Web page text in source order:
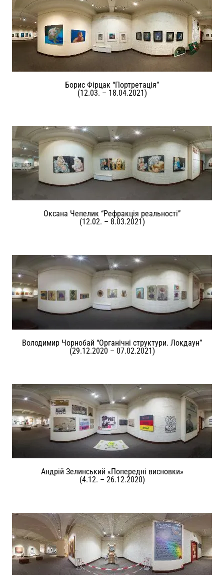
Борис Фірцак “Портретація”
(12.03. – 18.04.2021)
Оксана Чепелик “Рефракція реальності”
(12.02. – 8.03.2021)
Володимир Чорнобай “Органічні структури. Локдаун”
(29.12.2020 – 07.02.2021)
Андрій Зелинський «Попередні висновки»
(4.12. – 26.12.2020)